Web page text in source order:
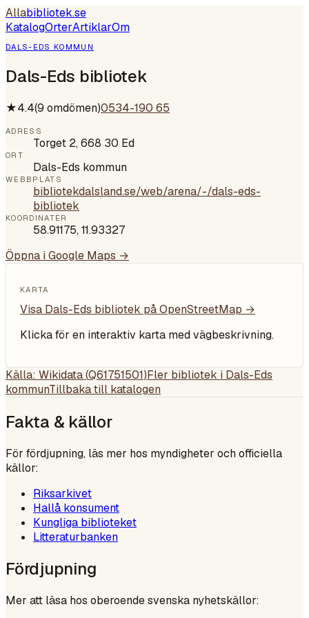
Allabibliotek.se
KatalogOrterArtiklarOm
DALS-EDS KOMMUN
Dals-Eds bibliotek
★4.4(9 omdömen)0534-190 65
ADRESS
Torget 2, 668 30 Ed
ORT
Dals-Eds kommun
WEBBPLATS
bibliotekdalsland.se/web/arena/-/dals-eds-
bibliotek
KOORDINATER
58.91175,11.93327
Öppna i Google Maps →
KARTA
Visa Dals-Eds bibliotek på OpenStreetMap →
Klicka för en interaktiv karta med vägbeskrivning.
Källa: Wikidata (Q61751501)Fler bibliotek i Dals-Eds
kommunTillbaka till katalogen
Fakta & källor
För fördjupning, läs mer hos myndigheter och officiella
källor:
Riksarkivet
Hallå konsument
Kungliga biblioteket
Litteraturbanken
Fördjupning
Mer att läsa hos oberoende svenska nyhetskällor: